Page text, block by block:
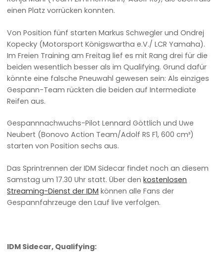
einen Platz vorrücken konnten.
Von Position fünf starten Markus Schwegler und Ondrej
Kopecky (Motorsport Königswartha e.V./ LCR Yamaha).
Im Freien Training am Freitag lief es mit Rang drei für die
beiden wesentlich besser als im Qualifying. Grund dafür
könnte eine falsche Pneuwahl gewesen sein: Als einziges
Gespann-Team rückten die beiden auf Intermediate
Reifen aus.
Gespannnachwuchs-Pilot Lennard Göttlich und Uwe
Neubert (Bonovo Action Team/Adolf RS F1, 600 cm³)
starten von Position sechs aus.
Das Sprintrennen der IDM Sidecar findet noch an diesem
Samstag um 17.30 Uhr statt. Über denkostenlosen
Streaming-Dienst der IDM können alle Fans der
Gespannfahrzeuge den Lauf live verfolgen.
IDM Sidecar, Qualifying: